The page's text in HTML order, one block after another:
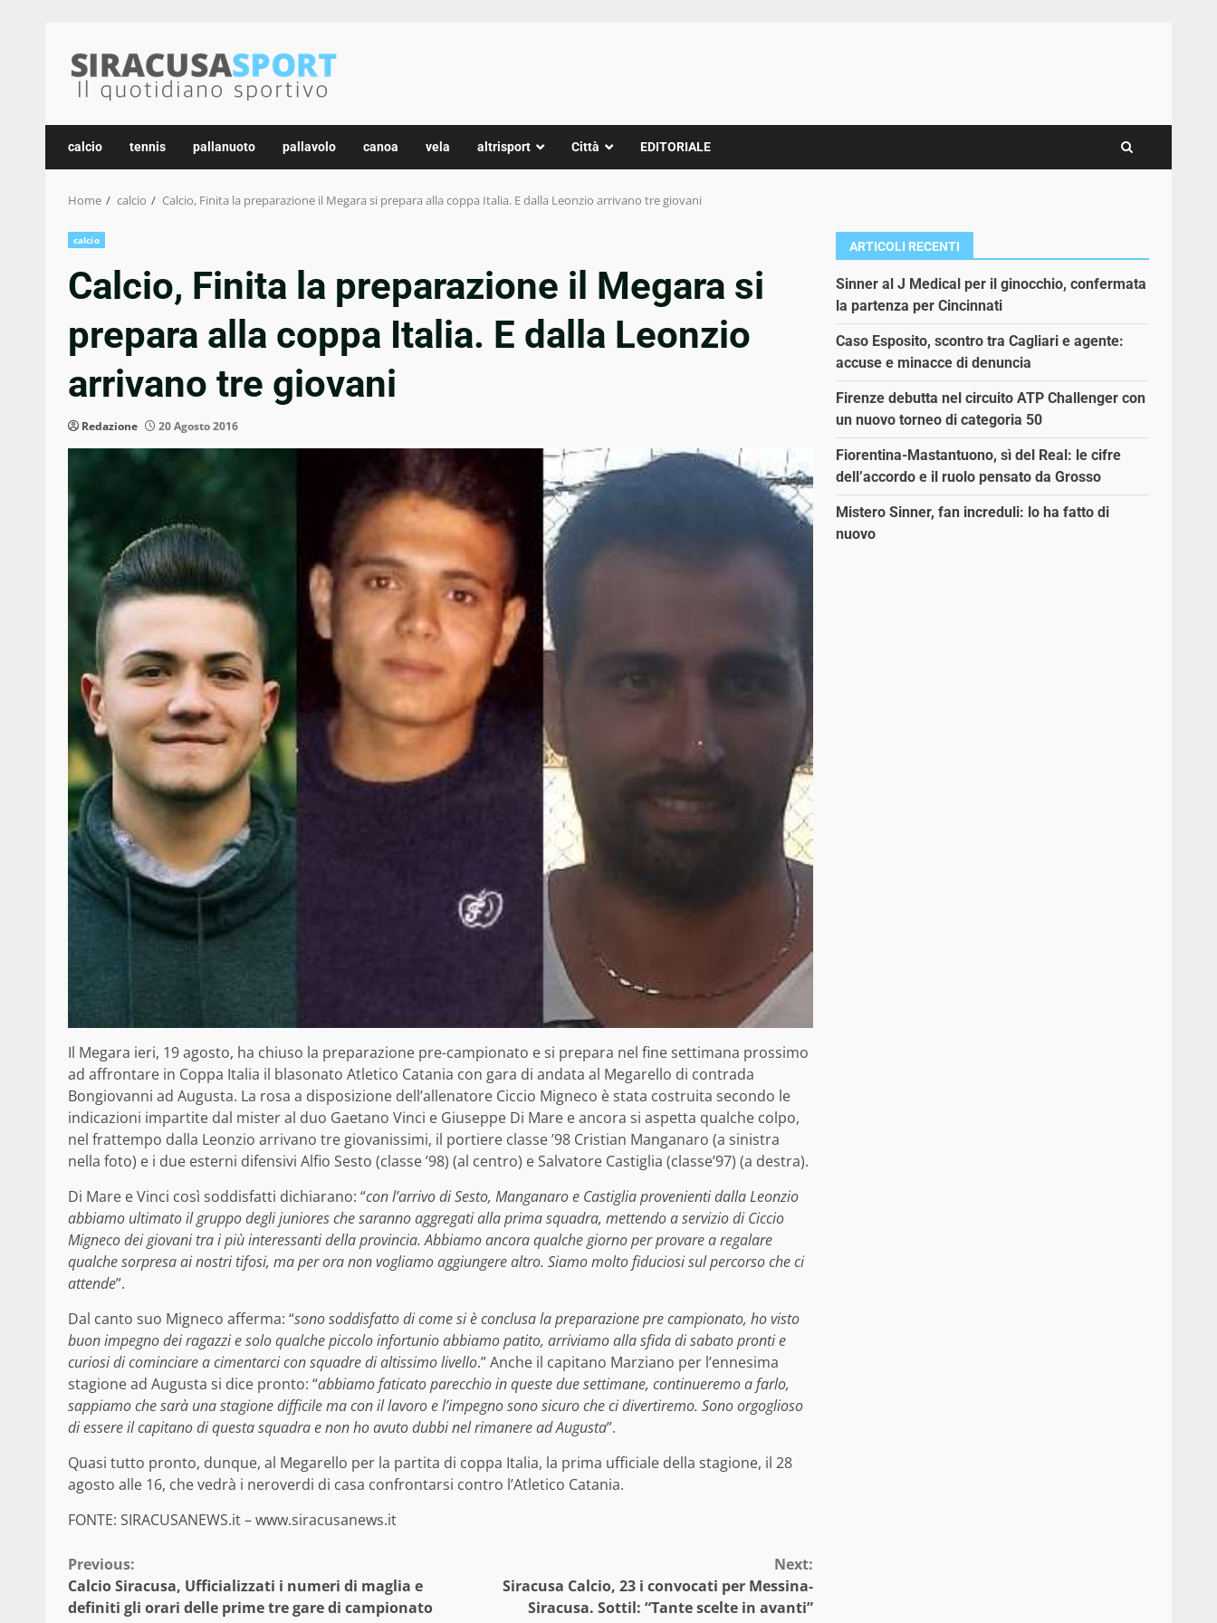
content
calcio tennis pallanuoto pallavolo canoa vela altrisport Città EDITORIALE
Home calcio Calcio, Finita la preparazione il Megara si prepara alla coppa Italia. E dalla Leonzio arrivano tre giovani
calcio
Calcio, Finita la preparazione il Megara si
prepara alla coppa Italia. E dalla Leonzio
arrivano tre giovani
Redazione 20 Agosto 2016
Il Megara ieri, 19 agosto, ha chiuso la preparazione pre-campionato e si prepara nel fine settimana prossimo
ad affrontare in Coppa Italia il blasonato Atletico Catania con gara di andata al Megarello di contrada
Bongiovanni ad Augusta. La rosa a disposizione dell’allenatore Ciccio Migneco è stata costruita secondo le
indicazioni impartite dal mister al duo Gaetano Vinci e Giuseppe Di Mare e ancora si aspetta qualche colpo,
nel frattempo dalla Leonzio arrivano tre giovanissimi, il portiere classe ’98 Cristian Manganaro (a sinistra
nella foto) e i due esterni difensivi Alfio Sesto (classe ’98) (al centro) e Salvatore Castiglia (classe’97) (a destra).
Di Mare e Vinci così soddisfatti dichiarano: “con l’arrivo di Sesto, Manganaro e Castiglia provenienti dalla Leonzio
abbiamo ultimato il gruppo degli juniores che saranno aggregati alla prima squadra, mettendo a servizio di Ciccio
Migneco dei giovani tra i più interessanti della provincia. Abbiamo ancora qualche giorno per provare a regalare
qualche sorpresa ai nostri tifosi, ma per ora non vogliamo aggiungere altro. Siamo molto fiduciosi sul percorso che ci
attende”.
Dal canto suo Migneco afferma: “sono soddisfatto di come si è conclusa la preparazione pre campionato, ho visto
buon impegno dei ragazzi e solo qualche piccolo infortunio abbiamo patito, arriviamo alla sfida di sabato pronti e
curiosi di cominciare a cimentarci con squadre di altissimo livello.” Anche il capitano Marziano per l’ennesima
stagione ad Augusta si dice pronto: “abbiamo faticato parecchio in queste due settimane, continueremo a farlo,
sappiamo che sarà una stagione difficile ma con il lavoro e l’impegno sono sicuro che ci divertiremo. Sono orgoglioso
di essere il capitano di questa squadra e non ho avuto dubbi nel rimanere ad Augusta”.
Quasi tutto pronto, dunque, al Megarello per la partita di coppa Italia, la prima ufficiale della stagione, il 28
agosto alle 16, che vedrà i neroverdi di casa confrontarsi contro l’Atletico Catania.
FONTE: SIRACUSANEWS.it – www.siracusanews.it
Continue
Reading
Previous:
Calcio Siracusa, Ufficializzati i numeri di maglia e
definiti gli orari delle prime tre gare di campionato
Next:
Siracusa Calcio, 23 i convocati per Messina-
Siracusa. Sottil: “Tante scelte in avanti”
ARTICOLI RECENTI
Sinner al J Medical per il ginocchio, confermata
la partenza per Cincinnati
Caso Esposito, scontro tra Cagliari e agente:
accuse e minacce di denuncia
Firenze debutta nel circuito ATP Challenger con
un nuovo torneo di categoria 50
Fiorentina-Mastantuono, sì del Real: le cifre
dell’accordo e il ruolo pensato da Grosso
Mistero Sinner, fan increduli: lo ha fatto di
nuovo